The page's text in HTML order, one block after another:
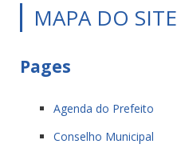
MAPA DO SITE
Pages
Agenda do Prefeito
Conselho Municipal